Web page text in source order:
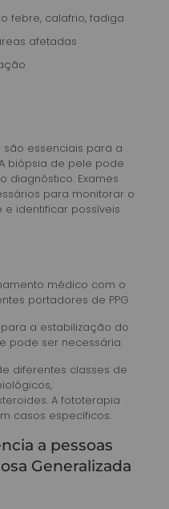
febre, calafrio, fadiga
afetadas
essenciais para a
biópsia de pele pode
diagnóstico. Exames
para monitorar o
identificar possíveis
médico com o
portadores de PPG
a estabilização do
pode ser necessária.
diferentes classes de
A fototerapia
casos específicos.
a pessoas
Generalizada